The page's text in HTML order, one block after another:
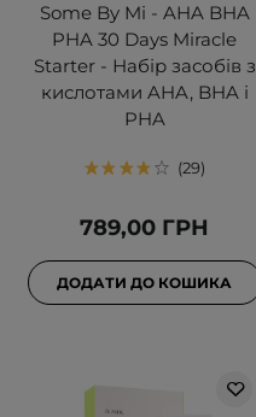
Some By Mi - AHA BHA
PHA 30 Days Miracle
Starter - Набір засобів з
кислотами AHA, BHA і
PHA
29
789,00 ГРН
ДОДАТИ ДО КОШИКА